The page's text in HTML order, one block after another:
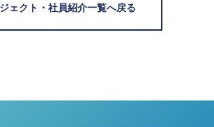
ェクト・社員紹介一覧へ戻る